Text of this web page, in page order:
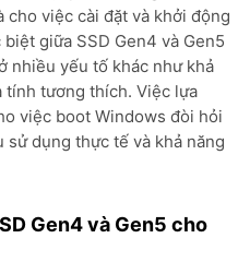
cho việc cài đặt và khởi động
giữa SSD Gen4 và Gen5
nhiều yếu tố khác như khả
tính tương thích. Việc lựa
việc boot Windows đòi hỏi
sử dụng thực tế và khả năng
Gen4 và Gen5 cho